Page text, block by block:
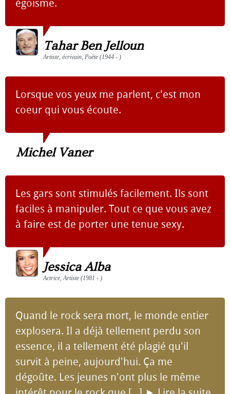
égoïsme.
Tahar Ben Jelloun
Artiste, écrivain, Poète (1944 - )
Lorsque vos yeux me parlent, c'est mon
coeur qui vous écoute.
Michel Vaner
Les gars sont stimulés facilement. Ils sont
faciles à manipuler. Tout ce que vous avez
à faire est de porter une tenue sexy.
Jessica Alba
Actrice, Artiste (1981 - )
Quand le rock sera mort, le monde entier
explosera. Il a déjà tellement perdu son
essence, il a tellement été plagié qu'il
survit à peine, aujourd'hui. Ça me
dégoûte. Les jeunes n'ont plus le même